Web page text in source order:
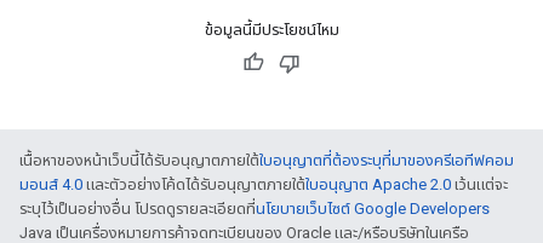
ข้อมูลนี้มีประโยชน์ไหม
เนื้อหาของหน้าเว็บนี้ได้รับอนุญาตภายใต้ใบอนุญาตที่ต้องระบุที่มาของครีเอทีฟคอม
มอนส์ 4.0 และตัวอย่างโค้ดได้รับอนุญาตภายใต้ใบอนุญาต Apache 2.0 เว้นแต่จะ
ระบุไว้เป็นอย่างอื่น โปรดดูรายละเอียดที่นโยบายเว็บไซต์ Google Developers
Java เป็นเครื่องหมายการค้าจดทะเบียนของ Oracle และ/หรือบริษัทในเครือ